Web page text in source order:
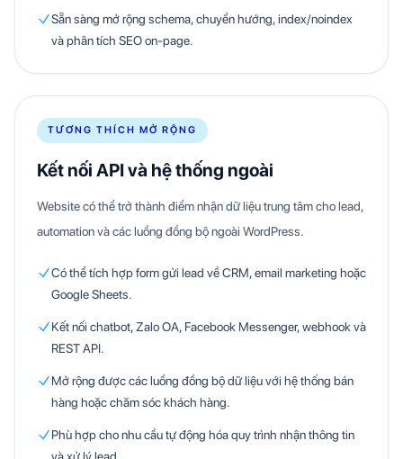
Sẵn sàng mở rộng schema, chuyển hướng, index/noindex
và phân tích SEO on-page.
TƯƠNG THÍCH MỞ RỘNG
Kết nối API và hệ thống ngoài
Website có thể trở thành điểm nhận dữ liệu trung tâm cho lead,
automation và các luồng đồng bộ ngoài WordPress.
Có thể tích hợp form gửi lead về CRM, email marketing hoặc
Google Sheets.
Kết nối chatbot, Zalo OA, Facebook Messenger, webhook và
REST API.
Mở rộng được các luồng đồng bộ dữ liệu với hệ thống bán
hàng hoặc chăm sóc khách hàng.
Phù hợp cho nhu cầu tự động hóa quy trình nhận thông tin